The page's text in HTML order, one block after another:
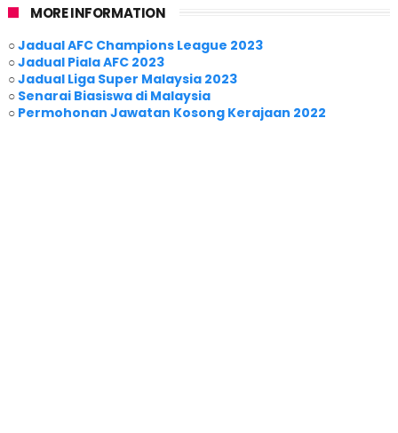
MORE INFORMATION
○Jadual AFC Champions League 2023
○Jadual Piala AFC 2023
○Jadual Liga Super Malaysia 2023
○ Senarai Biasiswa di Malaysia
○ Permohonan Jawatan Kosong Kerajaan 2022